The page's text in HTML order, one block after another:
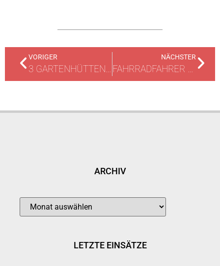
VORIGER NÄCHSTER
ARCHIV
LETZTE EINSÄTZE